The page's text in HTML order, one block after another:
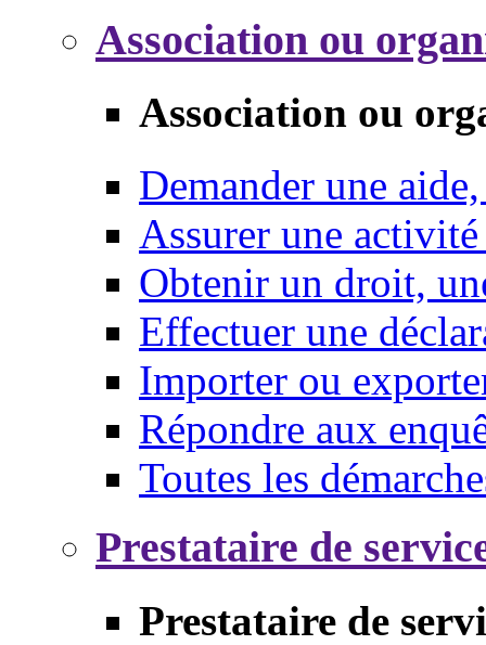
Association ou
Association ou
Demander une
Assurer une
Obtenir un droit,
Effectuer une
Importer ou
Répondre aux
Toutes les
Prestataire de
Prestataire de